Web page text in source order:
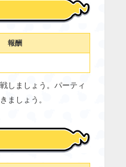
報酬
しましょう。パーティ
ましょう。